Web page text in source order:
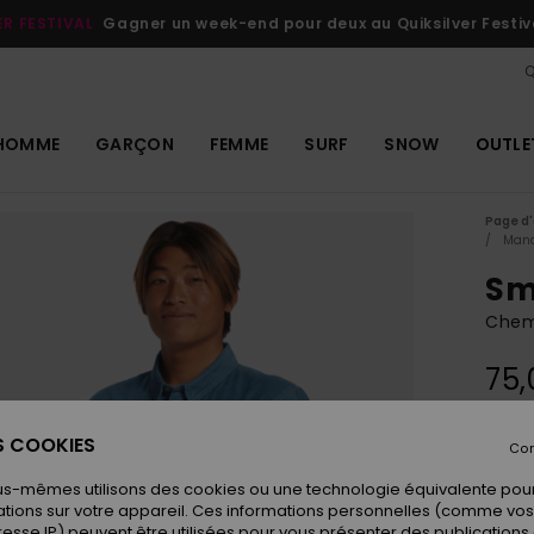
FESTIVAL Gagner un week-end pour deux au Quiksilver
GARÇON FEMME SURF SNOW
Page
COOKIES
mêmes utilisons des cookies ou une technologie équivalente
sur votre appareil. Ces informations personnelles (comme